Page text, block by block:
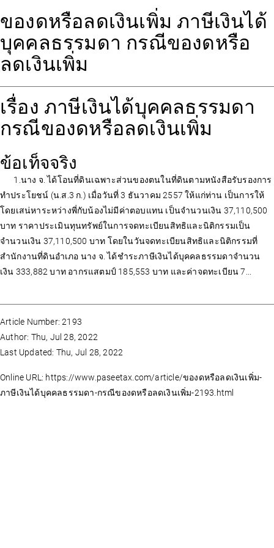
ของดหรือลดเงินเพิ่ม ภาษีเงินได้
บุคคลธรรมดา กรณีของดหรือ
ลดเงินเพิ่ม
เรื่อง ภาษีเงินได้บุคคลธรรมดา
กรณีของดหรือลดเงินเพิ่ม
ข้อเท็จจริง
1.นาง จ. ได้โอนที่ดินเฉพาะส่วนของตนในที่ดินตามหนังสือรับรองการ
ทำประโยชน์ (น.ส.3 ก.) เมื่อวันที่ 3 ธันวาคม 2557 ให้แก่ท่าน เป็นการให้
โดยเสน่หาระหว่างพี่กับน้องไม่มีค่าตอบแทน เป็นจำนวนเงิน 37,110,500
บาท ราคาประเมินทุนทรัพย์ในการจดทะเบียนสิทธิและนิติกรรมเป็น
จำนวนเงิน 37,110,500 บาท โดยในวันจดทะเบียนสิทธิและนิติกรรมที่
สำนักงานที่ดินอำเภอ นาง จ. ได้ชำระภาษีเงินได้บุคคลธรรมดาจำนวน
เงิน 333,882 บาท อากรแสตมป์ 185,553 บาท และค่าจดทะเบียน 7...
Article Number: 2193
Author: Thu, Jul 28, 2022
Last Updated: Thu, Jul 28, 2022
Online URL: https://www.paseetax.com/article/ของดหรือลดเงินเพิ่ม-
ภาษีเงินได้บุคคลธรรมดา-กรณีของดหรือลดเงินเพิ่ม-2193.html